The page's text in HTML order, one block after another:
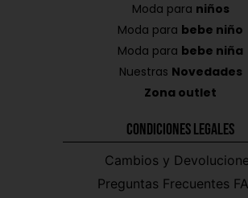
Moda para niños
Moda para bebe niño
Moda para bebe niña
Nuestras Novedades
Zona outlet
Condiciones Legales
Cambios y
Preguntas Frecuentes